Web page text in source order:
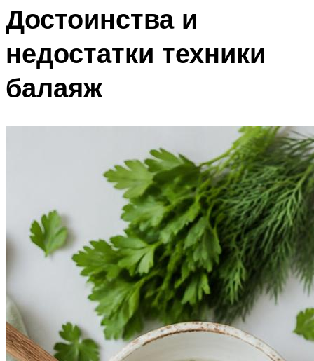
Достоинства и
недостатки техники
балаяж